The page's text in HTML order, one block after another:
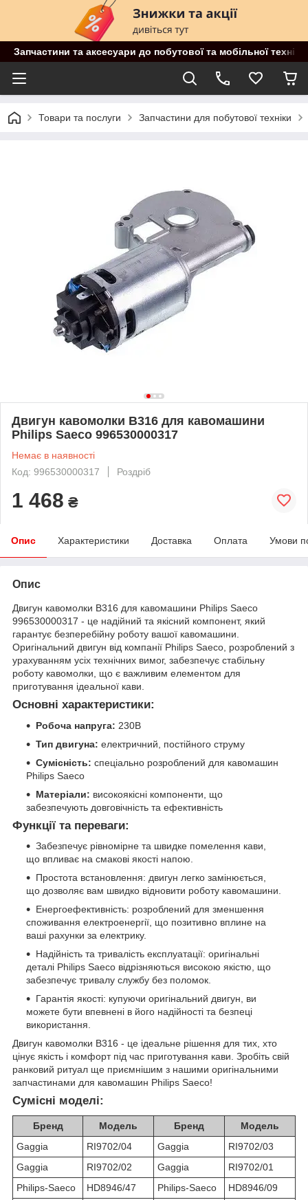
Запчастини та аксесуари до побутової та мобільної
Товари та послуги Запчастини для побутової техніки
Двигун кавомолки B316 для кавомашини
Philips Saeco 996530000317
Немає в наявності
Код: 996530000317
Роздріб
1 468 ₴
Опис Характеристики Доставка Оплата Умови
Опис
Двигун кавомолки B316 для кавомашини Philips Saeco
996530000317 - це надійний та якісний компонент, який
гарантує безперебійну роботу вашої кавомашини.
Оригінальний двигун від компанії Philips Saeco, розроблений з
урахуванням усіх технічних вимог, забезпечує стабільну
роботу кавомолки, що є важливим елементом для
приготування ідеальної кави.
Основні характеристики:
Робоча напруга: 230В
Тип двигуна: електричний, постійного струму
Сумісність: спеціально розроблений для кавомашин
Philips Saeco
Матеріали: високоякісні компоненти, що
забезпечують довговічність та ефективність
Функції та переваги:
Забезпечує рівномірне та швидке помелення кави,
що впливає на смакові якості напою.
Простота встановлення: двигун легко замінюється,
що дозволяє вам швидко відновити роботу кавомашини.
Енергоефективність: розроблений для зменшення
споживання електроенергії, що позитивно вплине на
ваші рахунки за електрику.
Надійність та тривалість експлуатації: оригінальні
деталі Philips Saeco відрізняються високою якістю, що
забезпечує тривалу службу без поломок.
Гарантія якості: купуючи оригінальний двигун, ви
можете бути впевнені в його надійності та безпеці
використання.
Двигун кавомолки B316 - це ідеальне рішення для тих, хто
цінує якість і комфорт під час приготування кави. Зробіть свій
ранковий ритуал ще приємнішим з нашими оригінальними
запчастинами для кавомашин Philips Saeco!
Сумісні моделі:
Бренд Модель Бренд
Модель
Gaggia
RI9702/04 Gaggia
RI9702/03
Gaggia
RI9702/02 Gaggia
RI9702/01
Philips-Saeco
HD8946/47 Philips-Saeco
HD8946/09